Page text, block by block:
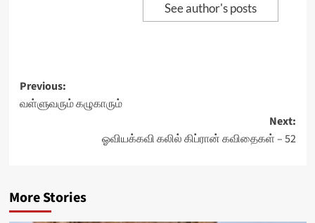
See author's posts
Post
navigation
Previous:
வள்ளுவரும் கழுகாரும்
Next:
ஓவியக்கவி கலில் கிப்ரான் கவிதைகள் – 52
More Stories